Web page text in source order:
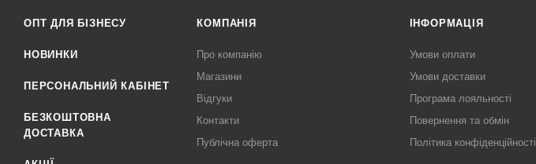
ОПТ ДЛЯ БІЗНЕСУ
НОВИНКИ
ПЕРСОНАЛЬНИЙ КАБІНЕТ
БЕЗКОШТОВНА
ДОСТАВКА
КОМПАНІЯ
Про компанію
Магазини
Відгуки
Контакти
Публічна оферта
ІНФОРМАЦІЯ
Умови оплати
Умови доставки
Програма лояльності
Повернення та обмін
Політика конфіденційності